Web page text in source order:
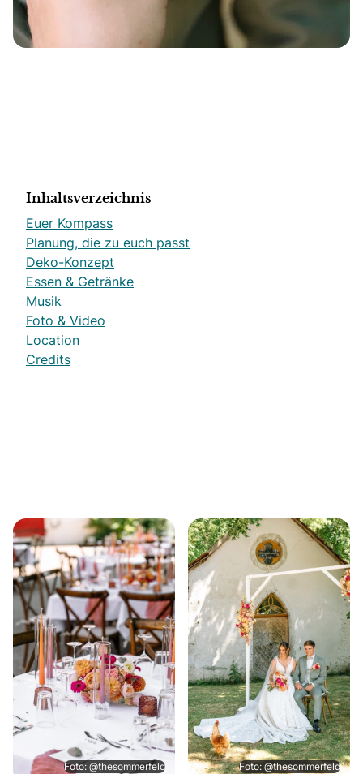
Inhaltsverzeichnis
Euer Kompass
Planung, die zu euch passt
Deko-Konzept
Essen & Getränke
Musik
Foto & Video
Location
Credits
Foto: @thesommerfeld Foto: @thesommerfeld